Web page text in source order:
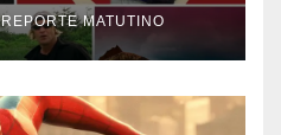
REPORTE MATUTINO